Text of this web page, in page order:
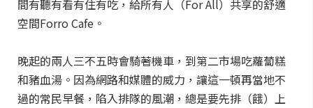
間有聽有看有住有吃，給所有人（For All）共享的舒適
空間Forro Cafe。
晚起的兩人三不五時會騎著機車，到第二市場吃蘿蔔糕
和豬血湯。因為網路和媒體的威力，讓這一頓再當地不
過的常民早餐，陷入排隊的風潮，總是要先排（餓）上